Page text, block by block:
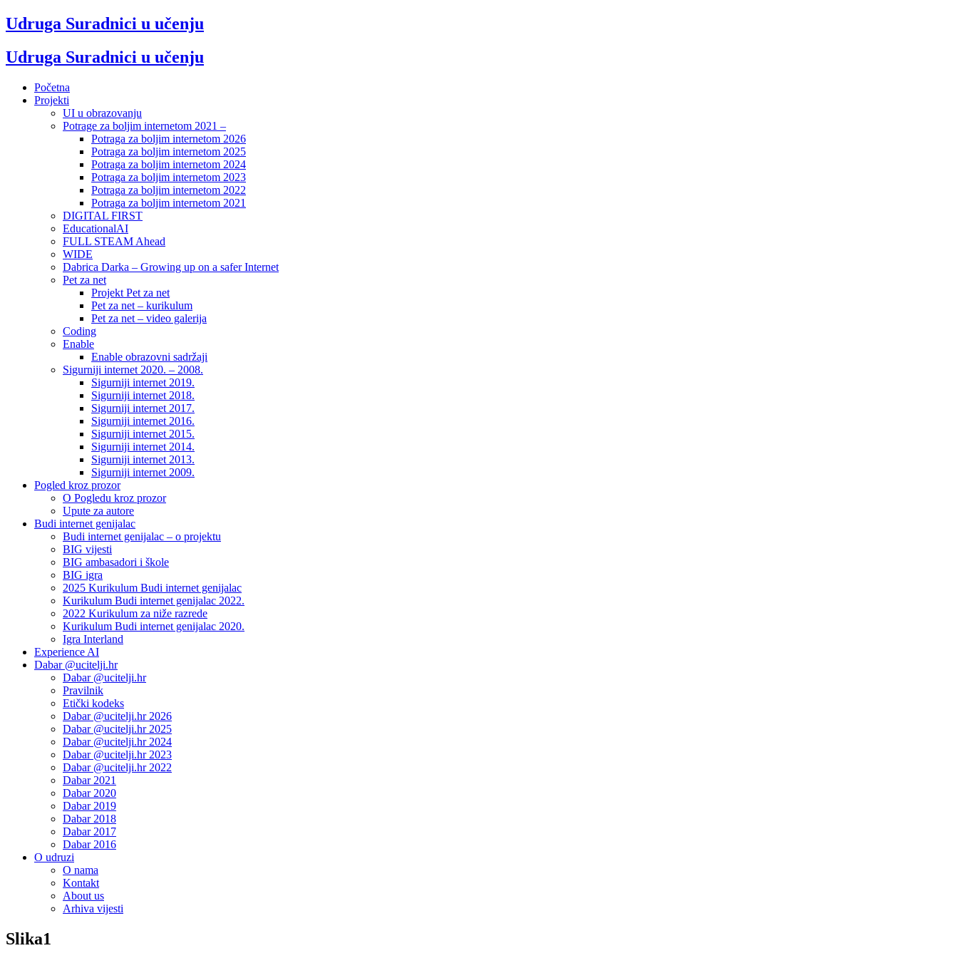
Udruga Suradnici u učenju
Udruga Suradnici u učenju
Početna
Projekti
UI u obrazovanju
Potrage za boljim internetom 2021 –
Potraga za boljim internetom 2026
Potraga za boljim internetom 2025
Potraga za boljim internetom 2024
Potraga za boljim internetom 2023
Potraga za boljim internetom 2022
Potraga za boljim internetom 2021
DIGITAL FIRST
EducationalAI
FULL STEAM Ahead
WIDE
Dabrica Darka – Growing up on a safer Internet
Pet za net
Projekt Pet za net
Pet za net – kurikulum
Pet za net – video galerija
Coding
Enable
Enable obrazovni sadržaji
Sigurniji internet 2020. – 2008.
Sigurniji internet 2019.
Sigurniji internet 2018.
Sigurniji internet 2017.
Sigurniji internet 2016.
Sigurniji internet 2015.
Sigurniji internet 2014.
Sigurniji internet 2013.
Sigurniji internet 2009.
Pogled kroz prozor
O Pogledu kroz prozor
Upute za autore
Budi internet genijalac
Budi internet genijalac – o projektu
BIG vijesti
BIG ambasadori i škole
BIG igra
2025 Kurikulum Budi internet genijalac
Kurikulum Budi internet genijalac 2022.
2022 Kurikulum za niže razrede
Kurikulum Budi internet genijalac 2020.
Igra Interland
Experience AI
Dabar @ucitelji.hr
Dabar @ucitelji.hr
Pravilnik
Etički kodeks
Dabar @ucitelji.hr 2026
Dabar @ucitelji.hr 2025
Dabar @ucitelji.hr 2024
Dabar @ucitelji.hr 2023
Dabar @ucitelji.hr 2022
Dabar 2021
Dabar 2020
Dabar 2019
Dabar 2018
Dabar 2017
Dabar 2016
O udruzi
O nama
Kontakt
About us
Arhiva vijesti
Slika1